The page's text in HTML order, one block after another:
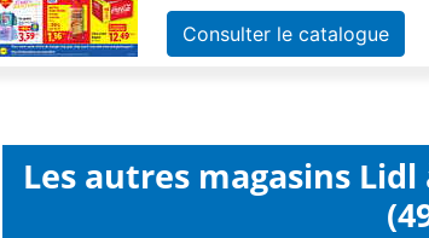
Consulter le catalogue
Les autres magasins